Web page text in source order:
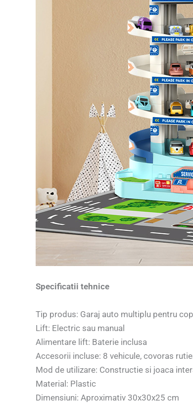
Specificatii tehnice
Tip produs: Garaj auto multiplu pentru
Lift: Electric sau manual
Alimentare lift: Baterie inclusa
Accesorii incluse: 8 vehicule, covoras
Mod de utilizare: Constructie si joaca
Material: Plastic
Dimensiuni: Aproximativ 30x30x25 cm